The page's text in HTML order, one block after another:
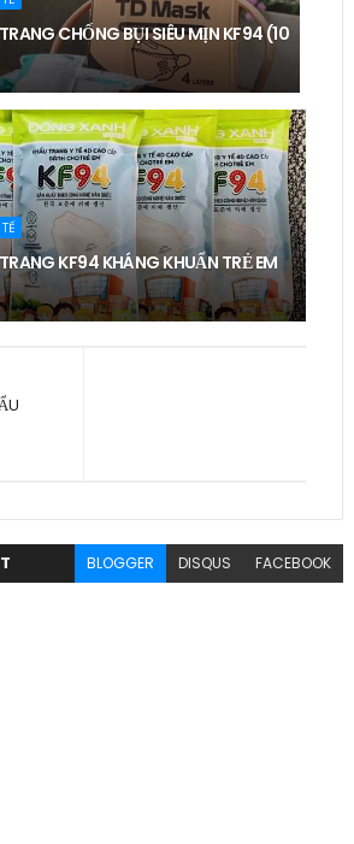
CHỐNG BỤI SIÊU MỊN KF94 (10
KF94 KHÁNG KHUẨN TRẺ EM
BLOGGER DISQUS FACEBOOK